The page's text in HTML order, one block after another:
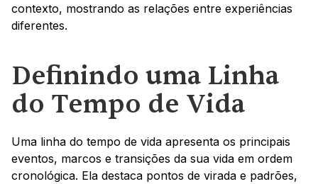
contexto, mostrando as relações entre experiências
diferentes.
Definindo uma Linha
do Tempo de Vida
Uma linha do tempo de vida apresenta os principais
eventos, marcos e transições da sua vida em ordem
cronológica. Ela destaca pontos de virada e padrões,